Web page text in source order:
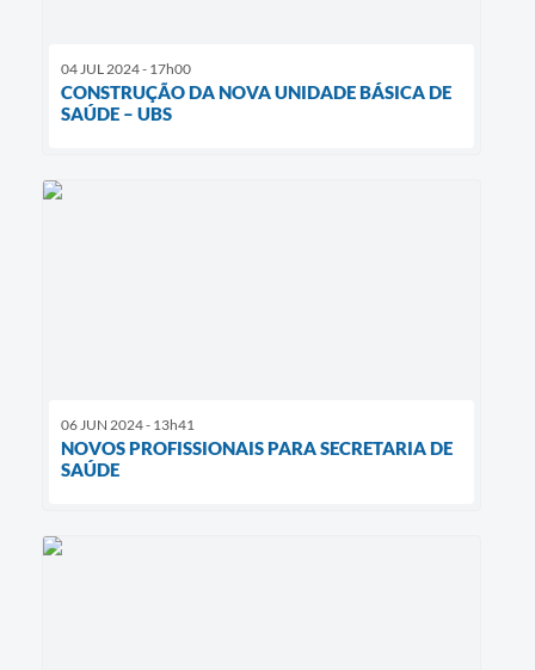
04 JUL 2024 - 17h00
CONSTRUÇÃO DA NOVA UNIDADE BÁSICA DE
SAÚDE – UBS
06 JUN 2024 - 13h41
NOVOS PROFISSIONAIS PARA SECRETARIA DE
SAÚDE